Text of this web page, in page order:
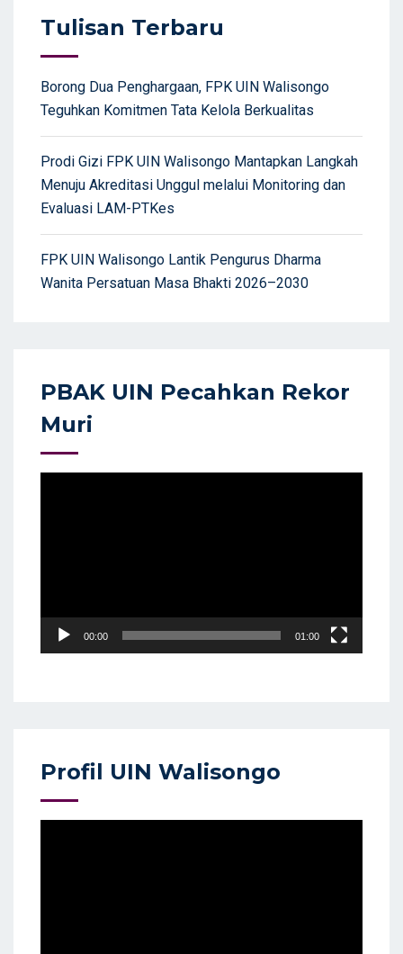
Tulisan Terbaru
Borong Dua Penghargaan, FPK UIN Walisongo
Teguhkan Komitmen Tata Kelola Berkualitas
Prodi Gizi FPK UIN Walisongo Mantapkan Langkah
Menuju Akreditasi Unggul melalui Monitoring dan
Evaluasi LAM-PTKes
FPK UIN Walisongo Lantik Pengurus Dharma
Wanita Persatuan Masa Bhakti 2026–2030
PBAK UIN Pecahkan Rekor
Muri
00:00 01:00
Profil UIN Walisongo